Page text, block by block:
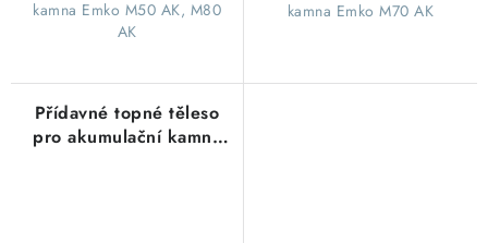
kamna Emko M50 AK, M80
AK
kamna Emko M70 AK
Přídavné topné těleso
pro akumulační kamna